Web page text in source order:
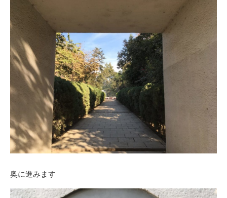
奥に進みます